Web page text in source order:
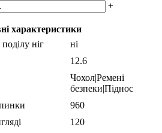
+
характеристики
ніг
ні
12.6
Чохол|Ремені
безпеки|Піднос
960
120